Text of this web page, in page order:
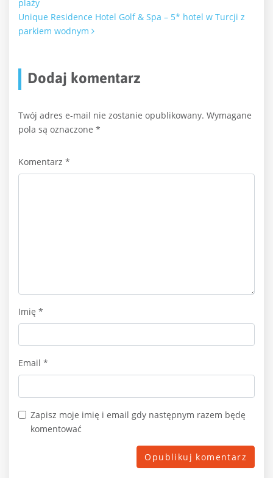
plaży
Unique Residence Hotel Golf & Spa – 5* hotel w Turcji z
parkiem wodnym
Dodaj komentarz
Twój adres e-mail nie zostanie opublikowany. Wymagane
pola są oznaczone *
Komentarz *
Imię *
Email *
Zapisz moje imię i email gdy następnym razem będę
komentować